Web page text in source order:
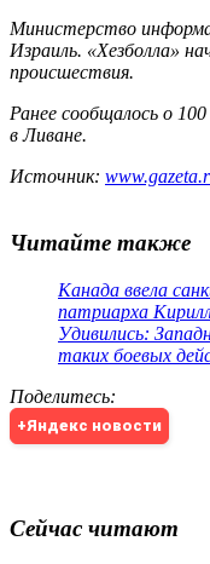
Министерство
Израиль. «Хезболла»
происшествия.
Ранее сообщалось о
в Ливане.
Источник:
Читайте также
Канада ввела
патриарха
Удивились:
таких боевых
Поделитесь:
+Яндекс новости
Сейчас читают